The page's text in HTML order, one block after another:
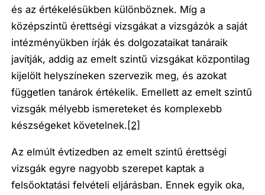
és az értékelésükben különböznek. Míg a
középszintű érettségi vizsgákat a vizsgázók a saját
intézményükben írják és dolgozataikat tanáraik
javítják, addig az emelt szintű vizsgákat központilag
kijelölt helyszíneken szervezik meg, és azokat
független tanárok értékelik. Emellett az emelt szintű
vizsgák mélyebb ismereteket és komplexebb
készségeket követelnek. [2]
Az elmúlt évtizedben az emelt szintű érettségi
vizsgák egyre nagyobb szerepet kaptak a
felsőoktatási felvételi eljárásban. Ennek egyik oka,